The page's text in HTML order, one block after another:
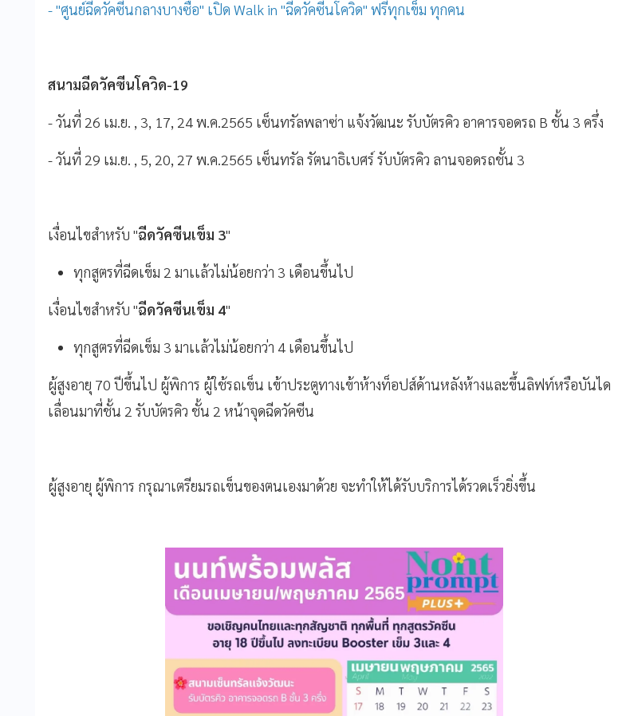
- "ศูนย์ฉีดวัคซีนกลางบางซื่อ" เปิด Walk in "ฉีดวัคซีนโควิด" ฟรีทุกเข็ม ทุกคน
สนามฉีดวัคซีนโควิด-19
- วันที่ 26 เม.ย. , 3, 17, 24 พ.ค.2565 เซ็นทรัลพลาซ่า แจ้งวัฒนะ รับบัตรคิว อาคารจอดรถ B ชั้น 3 ครึ่ง
- วันที่ 29 เม.ย. , 5, 20, 27 พ.ค.2565 เซ็นทรัล รัตนาธิเบศร์ รับบัตรคิว ลานจอดรถชั้น 3
เงื่อนไขสำหรับ "ฉีดวัคซีนเข็ม 3"
ทุกสูตรที่ฉีดเข็ม 2 มาเเล้วไม่น้อยกว่า 3 เดือนขึ้นไป
เงื่อนไขสำหรับ "ฉีดวัคซีนเข็ม 4"
ทุกสูตรที่ฉีดเข็ม 3 มาเเล้วไม่น้อยกว่า 4 เดือนขึ้นไป
ผู้สูงอายุ 70 ปีขึ้นไป ผู้พิการ ผู้ใช้รถเข็น เข้าประตูทางเข้าห้างท็อปส์ด้านหลังห้างและขึ้นลิฟท์หรือบันได
เลื่อนมาที่ชั้น 2 รับบัตรคิว ชั้น 2 หน้าจุดฉีดวัคซีน
ผู้สูงอายุ ผู้พิการ กรุณาเตรียมรถเข็นของตนเองมาด้วย จะทำให้ได้รับบริการได้รวดเร็วยิ่งขึ้น